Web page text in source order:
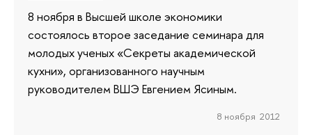
8 ноября в Высшей школе экономики
состоялось второе заседание семинара для
молодых ученых «Секреты академической
кухни», организованного научным
руководителем ВШЭ Евгением Ясиным.
8 ноября 2012